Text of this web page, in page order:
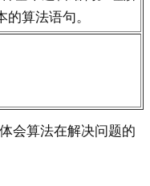
的算法语句。
会算法在解决问题的